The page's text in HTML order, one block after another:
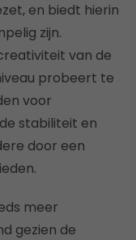
en biedt hierin
zijn.
van de
probeert te
voor
stabiliteit en
door een
meer
gezien de